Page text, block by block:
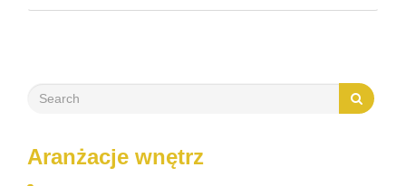
odpowiednio dobrany komin. W tym artykule omówimy, na co
Aranżacje wnętrz